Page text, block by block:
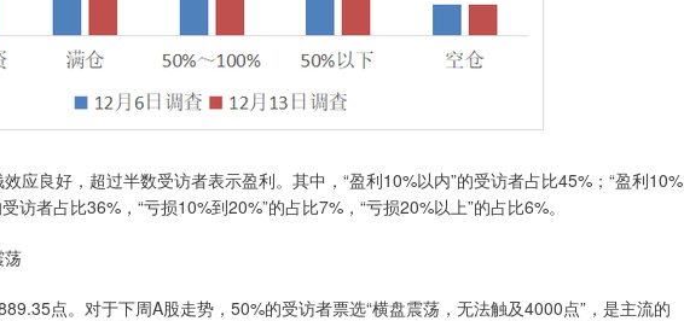
良好，超过半数受访者表示盈利。其中，“盈利10%以内”的受访者占比45%；“盈利10%
访者占比36%，“亏损10%到20%”的占比7%，“亏损20%以上”的占比6%。
点。对于下周A股走势，50%的受访者票选“横盘震荡，无法触及4000点”，是主流的